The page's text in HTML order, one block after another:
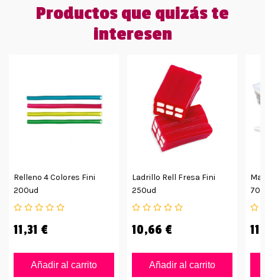
Productos que quizás te
interesen
Relleno 4 Colores Fini
200ud
11,31 €
Añadir al carrito
Ladrillo Rell Fresa Fini
250ud
10,66 €
Añadir al carrito